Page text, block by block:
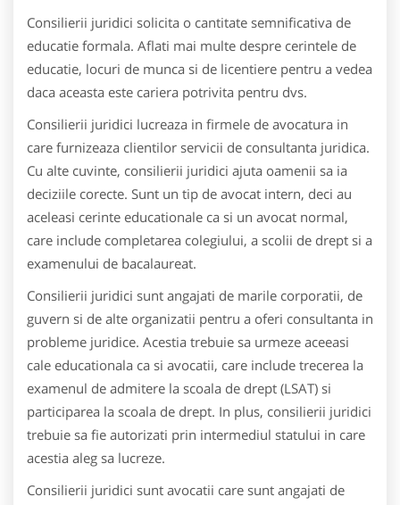
Consilierii juridici solicita o cantitate semnificativa de
educatie formala. Aflati mai multe despre cerintele de
educatie, locuri de munca si de licentiere pentru a vedea
daca aceasta este cariera potrivita pentru dvs.
Consilierii juridici lucreaza in firmele de avocatura in
care furnizeaza clientilor servicii de consultanta juridica.
Cu alte cuvinte, consilierii juridici ajuta oamenii sa ia
deciziile corecte. Sunt un tip de avocat intern, deci au
aceleasi cerinte educationale ca si un avocat normal,
care include completarea colegiului, a scolii de drept si a
examenului de bacalaureat.
Consilierii juridici sunt angajati de marile corporatii, de
guvern si de alte organizatii pentru a oferi consultanta in
probleme juridice. Acestia trebuie sa urmeze aceeasi
cale educationala ca si avocatii, care include trecerea la
examenul de admitere la scoala de drept (LSAT) si
participarea la scoala de drept. In plus, consilierii juridici
trebuie sa fie autorizati prin intermediul statului in care
acestia aleg sa lucreze.
Consilierii juridici sunt avocatii care sunt angajati de